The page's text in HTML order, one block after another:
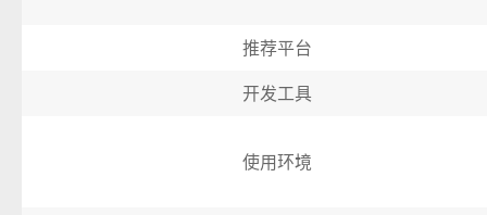
推荐平台
开发工具
使用环境